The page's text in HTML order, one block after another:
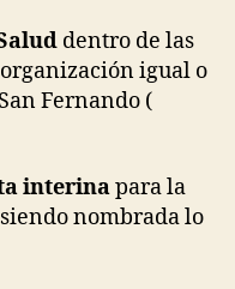
dentro de las
igual o
Fernando (
interinapara la
nombrada lo